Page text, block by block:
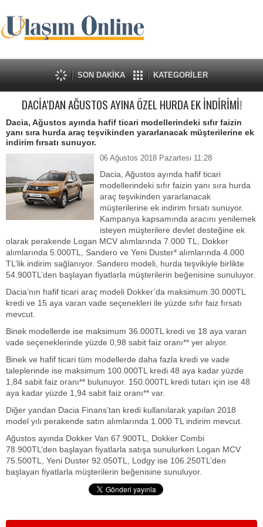
SON DAKİKA KATEGORİLER
DACİA’DAN AĞUSTOS AYINA ÖZEL HURDA EK İNDİRİMİ!
Dacia, Ağustos ayında hafif ticari modellerindeki sıfır faizin
yanı sıra hurda araç teşvikinden yararlanacak müşterilerine ek
indirim fırsatı sunuyor.
06 Ağustos 2018 Pazartesi 11:28
Dacia, Ağustos ayında hafif ticari
modellerindeki sıfır faizin yanı sıra hurda
araç teşvikinden yararlanacak
müşterilerine ek indirim fırsatı sunuyor.
Kampanya kapsamında aracını yenilemek
isteyen müşterilere devlet desteğine ek
olarak perakende Logan MCV alımlarında 7.000 TL, Dokker
alımlarında 5.000TL, Sandero ve Yeni Duster* alımlarında 4.000
TL’lik indirim sağlanıyor. Sandero modeli, hurda teşvikiyle birlikte
54.900TL’den başlayan fiyatlarla müşterilerin beğenisine sunuluyor.
Dacia’nın hafif ticari araç modeli Dokker’da maksimum 30.000TL
kredi ve 15 aya varan vade seçenekleri ile yüzde sıfır faiz fırsatı
mevcut.
Binek modellerde ise maksimum 36.000TL kredi ve 18 aya varan
vade seçeneklerinde yüzde 0,98 sabit faiz oranı** yer alıyor.
Binek ve hafif ticari tüm modellerde daha fazla kredi ve vade
taleplerinde ise maksimum 100.000TL kredi 48 aya kadar yüzde
1,84 sabit faiz oranı** bulunuyor. 150.000TL kredi tutarı için ise 48
aya kadar yüzde 1,94 sabit faiz oranı** var.
Diğer yandan Dacia Finans’tan kredi kullanılarak yapılan 2018
model yılı perakende satın alımlarında 1.000 TL indirim mevcut.
Ağustos ayında Dokker Van 67.900TL, Dokker Combi
78.900TL’den başlayan fiyatlarla satışa sunulurken Logan MCV
75.500TL, Yeni Duster 92.050TL, Lodgy ise 106.250TL’den
başlayan fiyatlarla müşterilerin beğenisine sunuluyor.